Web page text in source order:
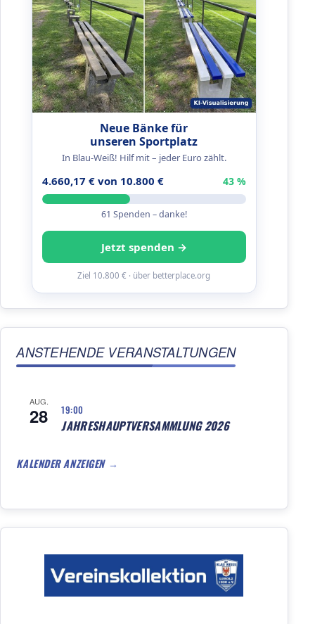
Neue Bänke für
unseren Sportplatz
In Blau-Weiß! Hilf mit – jeder Euro zählt.
4.660,17 € von 10.800 € 43 %
61 Spenden – danke!
Jetzt spenden →
Ziel 10.800 € · über betterplace.org
ANSTEHENDE VERANSTALTUNGEN
AUG.
28 19:00
JAHRESHAUPTVERSAMMLUNG 2026
KALENDER ANZEIGEN